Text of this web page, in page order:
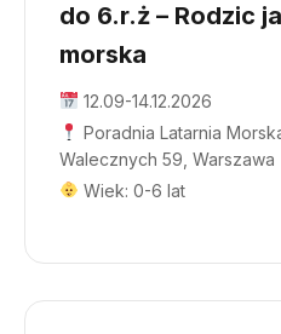
do 6.r.ż – Rodzic
morska
12.09-14.12.2026
Poradnia Latarnia
Walecznych 59, Warszawa
Wiek: 0-6 lat